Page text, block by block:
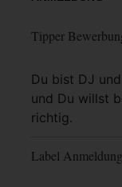
Tipper
Du bist DJ
und Du willst
richtig.
Mehr Info
Label Anmeldung
Mehr Info